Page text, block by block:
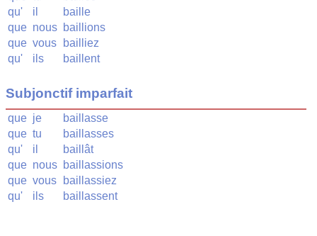
qu'
il
baille
que nous baillions
que vous
bailliez
qu'
ils baillent
Subjonctif imparfait
que je
baillasse
que tu
baillasses
qu'
il
baillât
que nous baillassions
que vous
baillassiez
qu'
ils baillassent